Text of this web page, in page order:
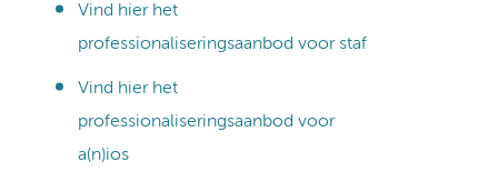
Vind hier het
professionaliseringsaanbod voor staf
Vind hier het
professionaliseringsaanbod voor
a(n)ios